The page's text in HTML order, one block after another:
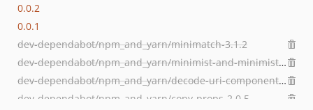
0.0.2
0.0.1
dev-dependabot/npm_and_yarn/minimatch-3.1.2
dev-dependabot/npm_and_yarn/minimist-and-minimist-1.2.8
dev-dependabot/npm_and_yarn/decode-uri-component-0.2.2
dev-dependabot/npm_and_yarn/copy-props-2.0.5